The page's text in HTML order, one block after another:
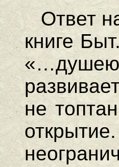
Ответ
книге
не